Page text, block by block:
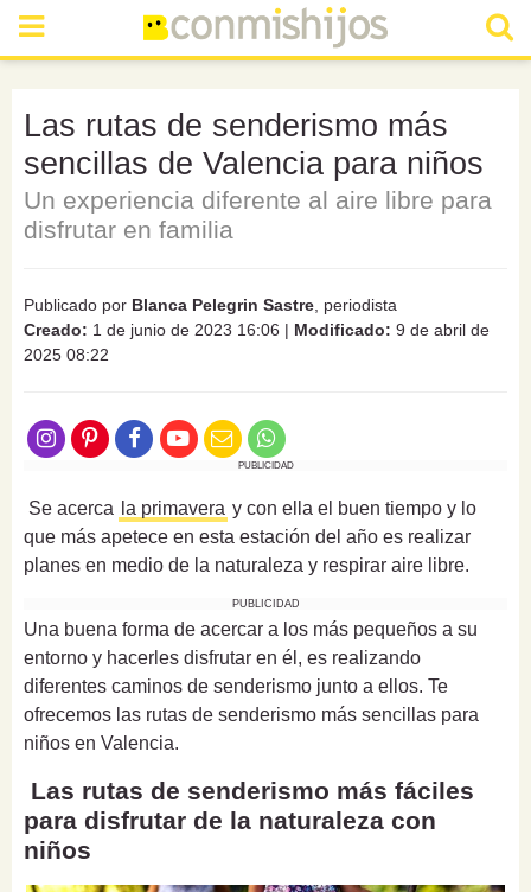
Las rutas de senderismo más
sencillas de Valencia para niños
Un experiencia diferente al aire libre para
disfrutar en familia
Publicado por Blanca Pelegrin Sastre , periodista
Creado: 1 de junio de 2023 16:06 | Modificado: 9 de abril de
2025 08:22
PUBLICIDAD
Se acerca la primavera y con ella el buen tiempo y lo
que más apetece en esta estación del año es realizar
planes en medio de la naturaleza y respirar aire libre.
PUBLICIDAD
Una buena forma de acercar a los más pequeños a su
entorno y hacerles disfrutar en él, es realizando
diferentes caminos de senderismo junto a ellos. Te
ofrecemos las rutas de senderismo más sencillas para
niños en Valencia.
Las rutas de senderismo más fáciles
para disfrutar de la naturaleza con
niños